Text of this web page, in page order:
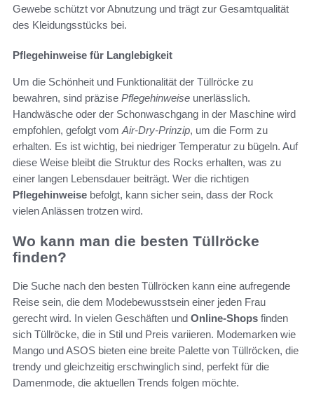
Gewebe schützt vor Abnutzung und trägt zur Gesamtqualität
des Kleidungsstücks bei.
Pflegehinweise für Langlebigkeit
Um die Schönheit und Funktionalität der Tüllröcke zu
bewahren, sind präzise Pflegehinweise unerlässlich.
Handwäsche oder der Schonwaschgang in der Maschine wird
empfohlen, gefolgt vom Air-Dry-Prinzip, um die Form zu
erhalten. Es ist wichtig, bei niedriger Temperatur zu bügeln. Auf
diese Weise bleibt die Struktur des Rocks erhalten, was zu
einer langen Lebensdauer beiträgt. Wer die richtigen
Pflegehinweise befolgt, kann sicher sein, dass der Rock
vielen Anlässen trotzen wird.
Wo kann man die besten Tüllröcke
finden?
Die Suche nach den besten Tüllröcken kann eine aufregende
Reise sein, die dem Modebewusstsein einer jeden Frau
gerecht wird. In vielen Geschäften und Online-Shops finden
sich Tüllröcke, die in Stil und Preis variieren. Modemarken wie
Mango und ASOS bieten eine breite Palette von Tüllröcken, die
trendy und gleichzeitig erschwinglich sind, perfekt für die
Damenmode, die aktuellen Trends folgen möchte.